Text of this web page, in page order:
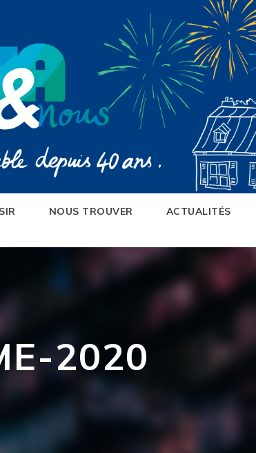
NOUS TROUVER ACTUALITÉS
2020